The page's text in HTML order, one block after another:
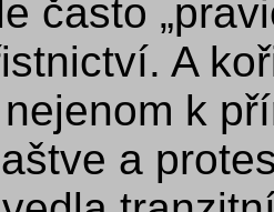
často
A
k
a